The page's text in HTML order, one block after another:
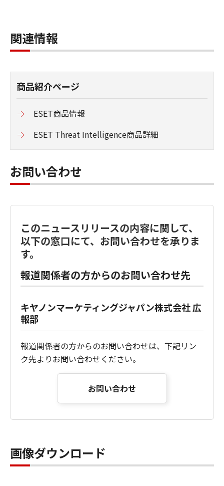
関連情報
商品紹介ページ
ESET商品情報
ESET Threat Intelligence商品詳細
お問い合わせ
このニュースリリースの内容に関して、
以下の窓口にて、お問い合わせを承りま
す。
報道関係者の方からのお問い合わせ先
キヤノンマーケティングジャパン株式会社 広
報部
報道関係者の方からのお問い合わせは、下記リン
ク先よりお問い合わせください。
お問い合わせ
画像ダウンロード